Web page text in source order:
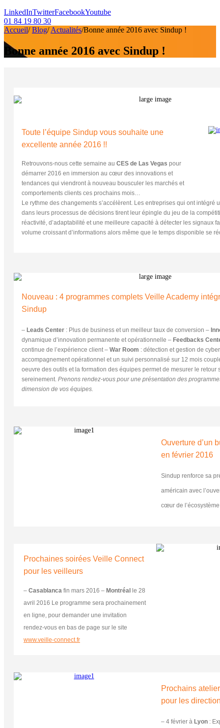
LinkedInTwitterFacebookYoutube
01 84 19 80 30
Accueil/ Blog/ Actualités/Bonne année 2016 avec Sindup !
Bonne année 2016 avec Sindup !
Toute l’équipe Sindup vous souhaite une
excellente année 2016 !!
Retrouvons-nous cette semaine au CES de Las Vegas pour
démarrer 2016 en immersion au cœur des innovations et
tendances qui viendront à nouveau bousculer les marchés et
comportements clients ces prochains mois…
Le rythme des changements s’accélèrent. Les entreprises qui ont intégré
dans leurs processus de décisions tirent leur épingle du jeu de la
réactivité, d’adaptabilité et une meilleure capacité à détecter les signaux
volume croissant d’informations alors même que le temps disponible se
Nouveau : 4 programmes complets Veille Academy
Sindup
– Leads Center : Plus de business et un meilleur taux de conversion –
dynamique d’innovation permanente et opérationnelle – Feedbacks
continue de l’expérience client – War Room : détection et gestion de
accompagnement opérationnel et un suivi personnalisé sur 12 mois
oeuvre des outils et la formation des équipes permet de mesurer le retour
sereinement. Prenons rendez-vous pour une présentation des
dimension de vos équipes.
Ouverture d’un
en février 2016
Sindup renforce sa
américain avec
cœur de
Prochaines soirées Veille Connect
pour les veilleurs
– Casablanca fin mars 2016 – Montréal le 28
avril 2016 Le programme sera prochainement
en ligne, pour demander une invitation
rendez-vous en bas de page sur le site
www.veille-connect.fr
Prochains
pour les
– 4 février à Lyon :